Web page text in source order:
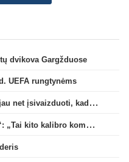
dvikova Gargžduose
UEFA rungtynėms
M. Capanas: „Prieš pusmetį negalėjau net įsivaizduoti, kad žaisime prieš „Hajduk“
A. Skerla prieš dvikovą su „Hajduk“: „Tai kito kalibro komanda“